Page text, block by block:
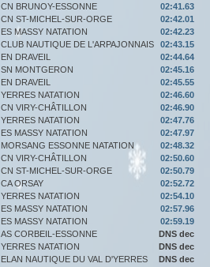
CN BRUNOY-ESSONNE 02:41.63
CN ST-MICHEL-SUR-ORGE 02:42.01
ES MASSY NATATION 02:42.23
CLUB NAUTIQUE DE L'ARPAJONNAIS 02:43.15
EN DRAVEIL 02:44.64
SN MONTGERON 02:45.16
EN DRAVEIL 02:45.55
YERRES NATATION 02:46.60
CN VIRY-CHÂTILLON 02:46.90
YERRES NATATION 02:47.76
ES MASSY NATATION 02:47.97
MORSANG ESSONNE NATATION 02:48.32
CN VIRY-CHÂTILLON 02:50.60
CN ST-MICHEL-SUR-ORGE 02:50.79
CA ORSAY 02:52.72
YERRES NATATION 02:54.10
ES MASSY NATATION 02:57.96
ES MASSY NATATION 02:59.19
AS CORBEIL-ESSONNE DNS dec
YERRES NATATION DNS dec
ELAN NAUTIQUE DU VAL D'YERRES DNS dec